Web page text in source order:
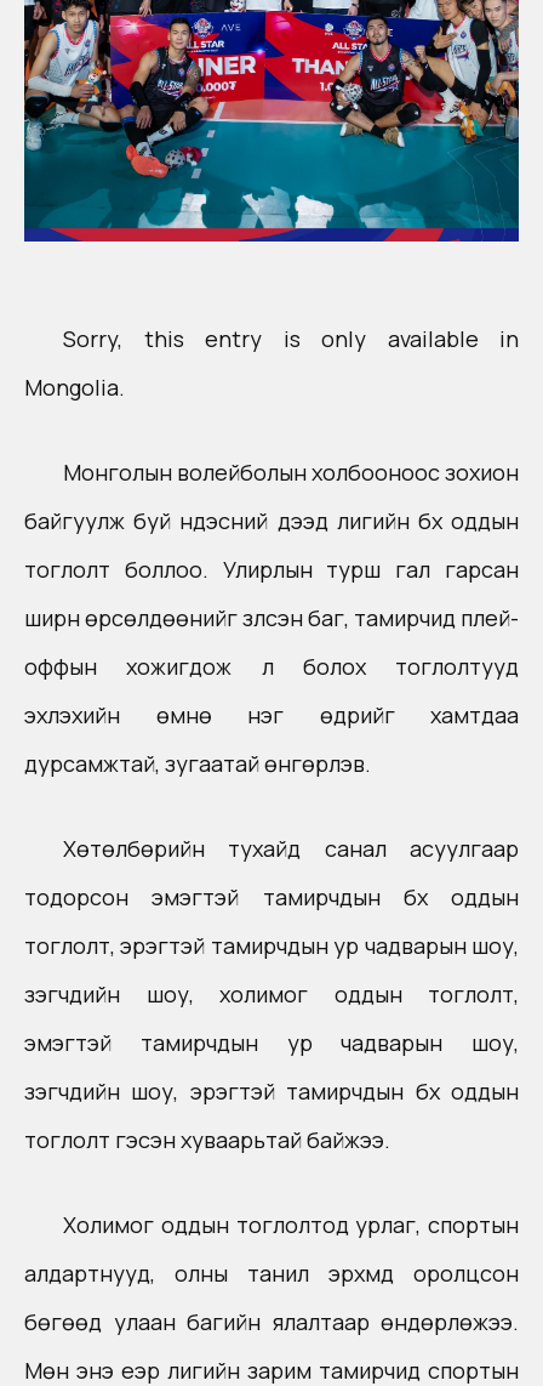
Sorry, this entry is only available in
Mongolia.
Монголын волейболын холбооноос зохион
байгуулж буй үндэсний дээд лигийн бүх оддын
тоглолт боллоо. Улирлын турш гал гарсан
ширүүн өрсөлдөөнийг үзүүлсэн баг, тамирчид плей-
оффын хожигдож үл болох тоглолтууд
эхлэхийн өмнө нэг өдрийг хамтдаа
дурсамжтай, зугаатай өнгөрүүлэв.
Хөтөлбөрийн тухайд санал асуулгаар
тодорсон эмэгтэй тамирчдын бүх оддын
тоглолт, эрэгтэй тамирчдын ур чадварын шоу,
үзэгчдийн шоу, холимог оддын тоглолт,
эмэгтэй тамирчдын ур чадварын шоу,
үзэгчдийн шоу, эрэгтэй тамирчдын бүх оддын
тоглолт гэсэн хуваарьтай байжээ.
Холимог оддын тоглолтод урлаг, спортын
алдартнууд, олны танил эрхмүүд оролцсон
бөгөөд улаан багийн ялалтаар өндөрлөжээ.
Мөн энэ үеэр лигийн зарим тамирчид спортын